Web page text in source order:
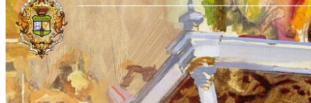
Quiero hacer el camino,¿que tengo que hacer?
En el Rocío, ¿dónde me alojo?